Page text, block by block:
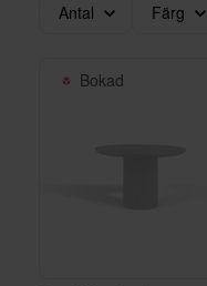
och där möbler blir ett
Antal Färg
Bokad